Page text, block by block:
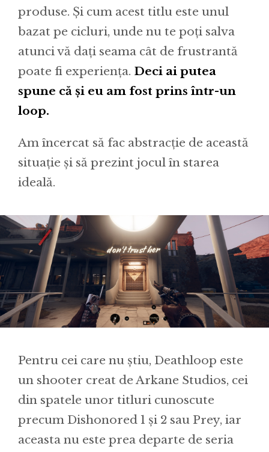
produse. Și cum acest titlu este unul
bazat pe cicluri, unde nu te poți salva
atunci vă dați seama cât de frustrantă
poate fi experiența. Deci ai putea
spune că și eu am fost prins într-un
loop.
Am încercat să fac abstracție de această
situație și să prezint jocul în starea
ideală.
Pentru cei care nu știu, Deathloop este
un shooter creat de Arkane Studios, cei
din spatele unor titluri cunoscute
precum Dishonored 1 și 2 sau Prey, iar
aceasta nu este prea departe de seria